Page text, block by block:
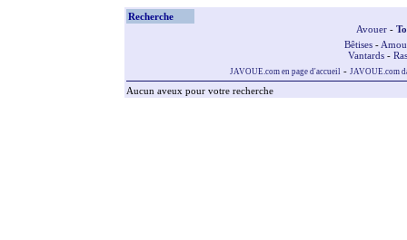
Recherche
Avouer -
Bêtises -
Vantards-
JAVOUE.com en page d'accueil - JAVOUE.com
Aucun aveux pour votre recherche